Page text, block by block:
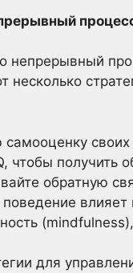
непрерывный
несколько
самооценку
чтобы получить
обратную
влияет
для